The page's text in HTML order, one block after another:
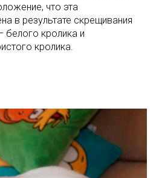
что эта
в результате скрещивания
белого кролика и
кролика.